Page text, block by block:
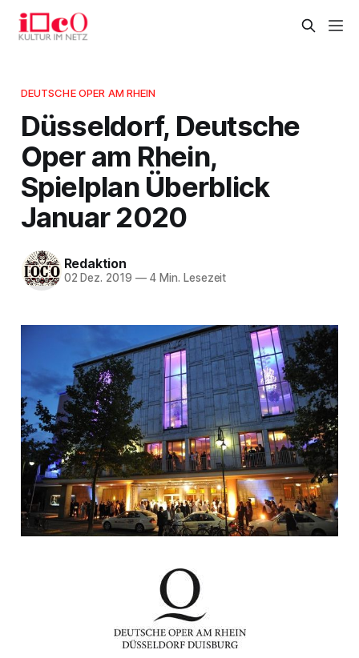
DEUTSCHE OPER AM RHEIN
Düsseldorf, Deutsche
Oper am Rhein,
Spielplan Überblick
Januar 2020
Redaktion
02 Dez. 2019 —4 Min. Lesezeit